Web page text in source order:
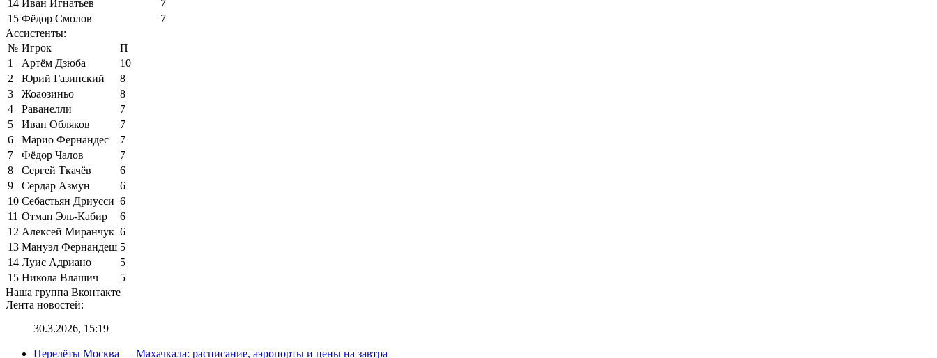
14 Иван Игнатьев
7
15 Фёдор Смолов
7
Ассистенты:
№ Игрок
П
1
Артём Дзюба
10
2
Юрий Газинский
8
3
Жоаозиньо
8
4
Раванелли
7
5
Иван Обляков
7
6
Марио Фернандес
7
7
Фёдор Чалов
7
8
Сергей Ткачёв
6
9
Сердар Азмун
6
10 Себастьян Дриусси 6
11 Отман Эль-Кабир
6
12 Алексей Миранчук 6
13 Мануэл Фернандеш 5
14 Луис Адриано
5
15 Никола Влашич
5
Наша группа Вконтакте
Лента новостей:
30.3.2026, 15:19
Перелёты Москва — Махачкала: расписание, аэропорты и цены на завтра